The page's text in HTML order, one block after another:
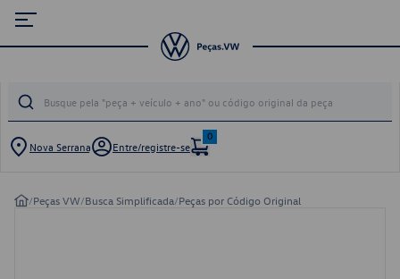
Nova Serrana Entre/registre-se
0
/Peças VW/Busca Simplificada/Peças por Código Original